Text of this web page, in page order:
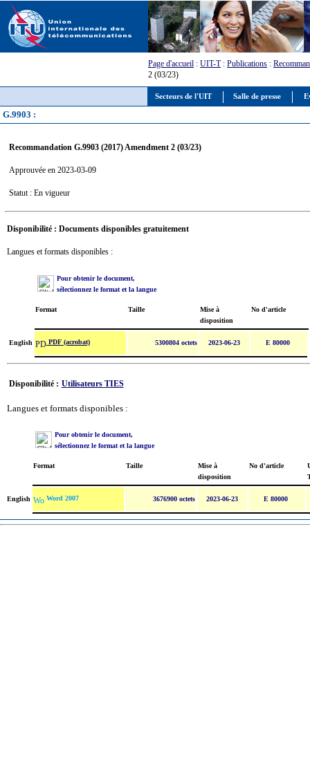
Secteurs de l'UIT Salle de presse
Page d'accueil : UIT-T: Publications :
2 (03/23)
G.9903 :
Recommandation G.9903 (2017) Amendment 2 (03/23)
Approuvée en 2023-03-09
Statut : En vigueur
Disponibilité : Documents disponibles gratuitement
Langues et formats disponibles :
Pour obtenir le document,
sélectionnez le format et la langue
Format Taille
Mise à
disposition
No d'article
English PDF (acrobat) 5300804 octets 2023-06-23 E 80000
Disponibilité : Utilisateurs TIES
Langues et formats disponibles :
Pour obtenir le document,
sélectionnez le format et la langue
Format Taille
Mise à
disposition
No d'article
English Word 2007 3676900 octets 2023-06-23 E 80000